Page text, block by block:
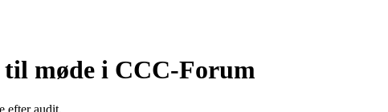
møde i CCC-Forum
efter audit.